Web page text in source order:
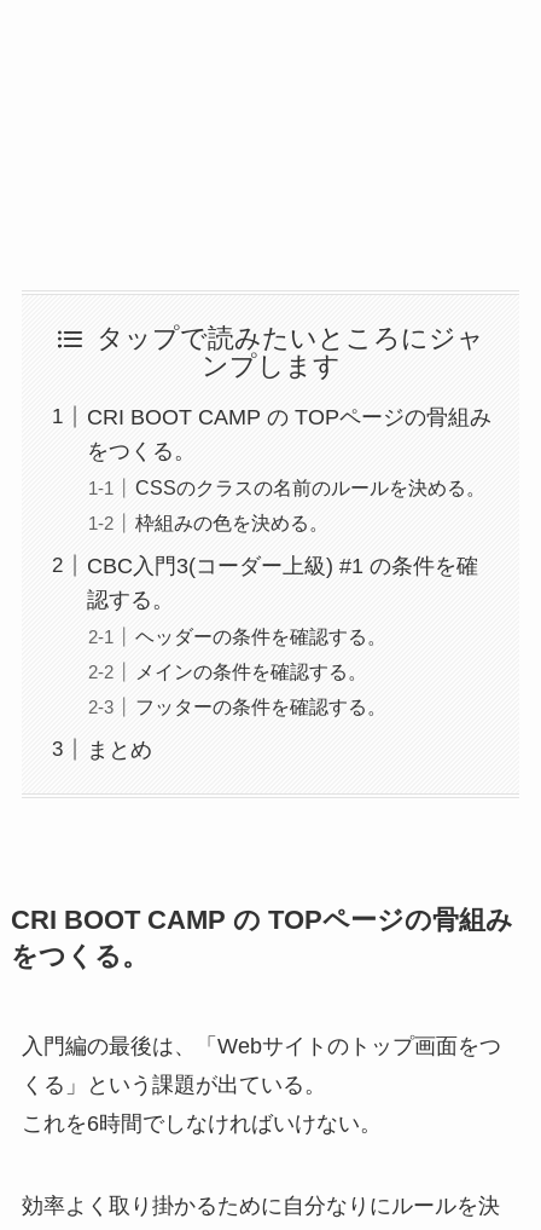
タップで読みたいところにジャ
ンプします
CRI BOOT CAMP の TOPページの骨組み
をつくる。
CSSのクラスの名前のルールを決める。
枠組みの色を決める。
CBC入門3(コーダー上級) #1 の条件を確
認する。
ヘッダーの条件を確認する。
メインの条件を確認する。
フッターの条件を確認する。
まとめ
CRI BOOT CAMP の TOPページの骨組み
をつくる。
入門編の最後は、「Webサイトのトップ画面をつ
くる」という課題が出ている。
これを6時間でしなければいけない。
効率よく取り掛かるために自分なりにルールを決